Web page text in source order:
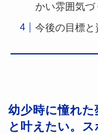
かい雰囲気づ
今後の目標
幼少時に憧れた
と叶えたい。